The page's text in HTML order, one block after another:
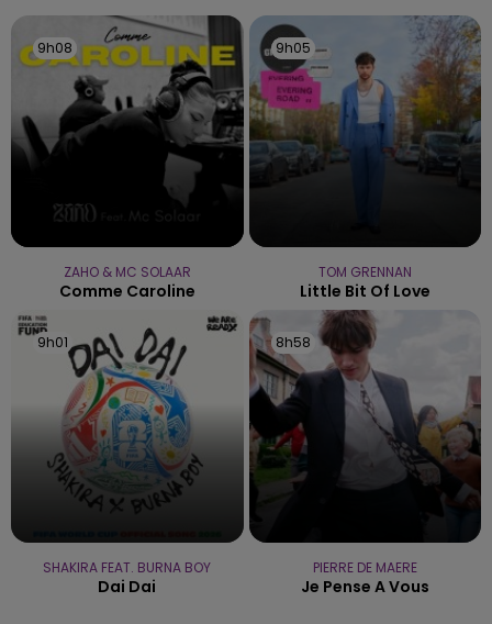
9h08
9h08
ZAHO & MC SOLAAR
Comme Caroline
9h05
9h05
TOM GRENNAN
Little Bit Of Love
9h01
9h01
SHAKIRA FEAT. BURNA BOY
Dai Dai
8h58
8h58
PIERRE DE MAERE
Je Pense A Vous